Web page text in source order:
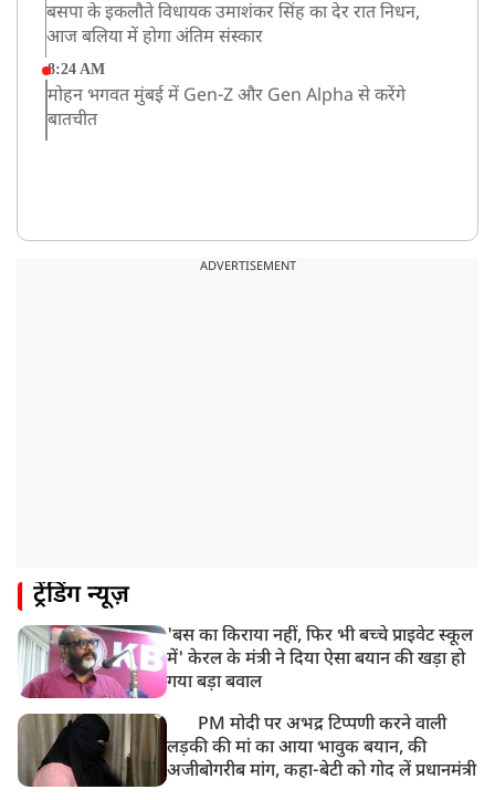
बसपा के इकलौते विधायक उमाशंकर सिंह का देर रात निधन,
आज बलिया में होगा अंतिम संस्कार
8:24 AM
मोहन भगवत मुंबई में Gen-Z और Gen Alpha से करेंगे
बातचीत
ADVERTISEMENT
ट्रेंडिंग न्यूज़
'बस का किराया नहीं, फिर भी बच्चे प्राइवेट स्कूल
में' केरल के मंत्री ने दिया ऐसा बयान की खड़ा हो
गया बड़ा बवाल
PM मोदी पर अभद्र टिप्पणी करने वाली
लड़की की मां का आया भावुक बयान, की
अजीबोगरीब मांग, कहा-बेटी को गोद लें प्रधानमंत्री